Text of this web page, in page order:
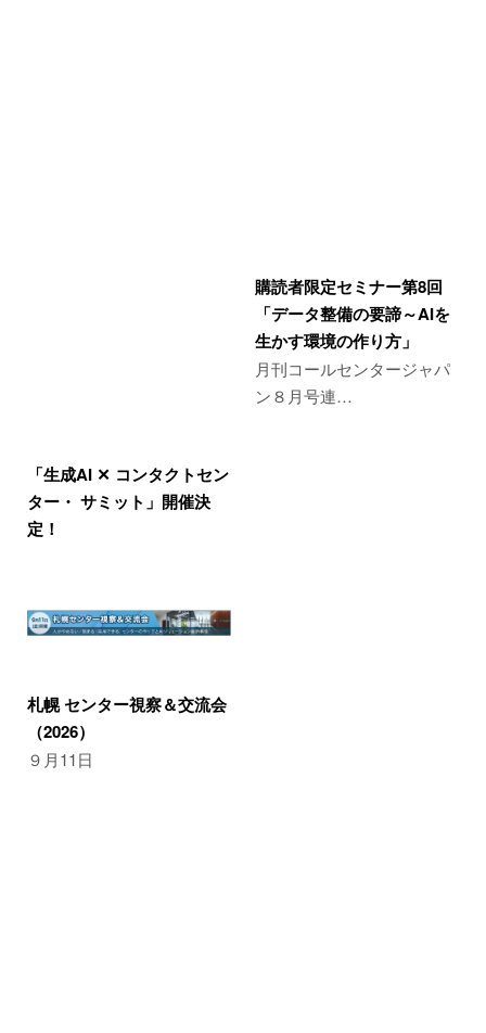
「生成AI ✕ コンタクトセン
ター・ サミット」開催決
定！
購読者限定セミナー第8回
「データ整備の要諦～AIを
生かす環境の作り方」
月刊コールセンタージャパ
ン８月号連…
札幌 センター視察＆交流会
（2026）
９月11日